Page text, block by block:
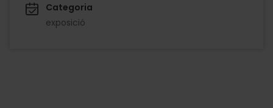
Categoria
exposició